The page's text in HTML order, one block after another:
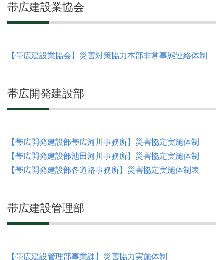
帯広建設業協会
【帯広建設業協会】災害対策協力本部非常事態連絡体制
帯広開発建設部
【帯広開発建設部帯広河川事務所】災害協定実施体制
【帯広開発建設部池田河川事務所】災害協定実施体制
【帯広開発建設部各道路事務所】災害協定実施体制表
帯広建設管理部
【帯広建設管理部事業課】災害協力実施体制